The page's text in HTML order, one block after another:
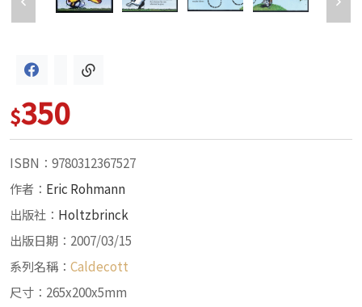
$350
ISBN：9780312367527
作者： Eric Rohmann
出版社： Holtzbrinck
出版日期：2007/03/15
系列名稱： Caldecott
尺寸：265x200x5mm